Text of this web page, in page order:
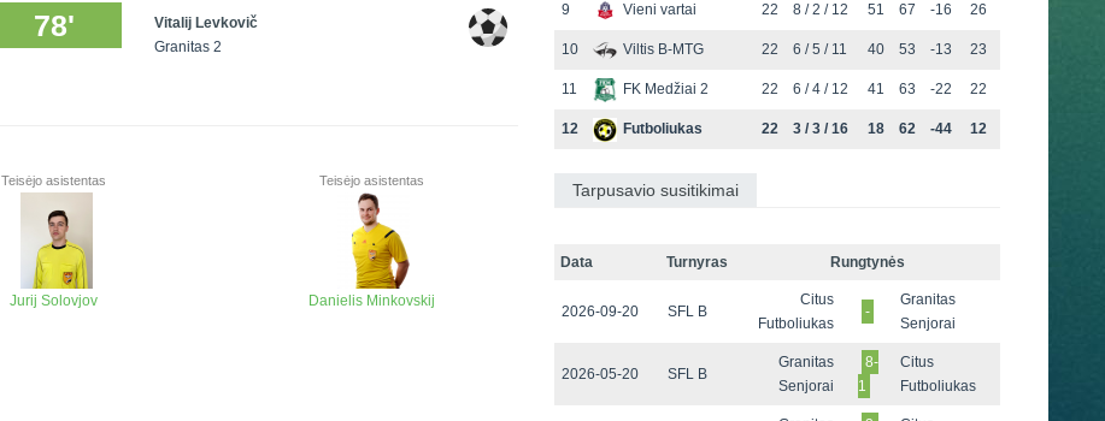
78'
Vitalij Levkovič
Granitas 2
Teisėjo asistentas
Jurij Solovjov
Teisėjo asistentas
Danielis Minkovskij
9 Vieni vartai 22 8 / 2 / 12 51 67 -16 26
10 Viltis B-MTG 22 6 / 5 / 11 40 53 -13 23
11 FK Medžiai 2 22 6 / 4 / 12 41 63 -22 22
12 Futboliukas 22 3 / 3 / 16 18 62 -44 12
Tarpusavio susitikimai
Data Turnyras Rungtynės
2026-09-20 SFL B
Citus
Futboliukas
-
Granitas
Senjorai
2026-05-20 SFL B
Granitas
Senjorai
8-
1
Citus
Futboliukas